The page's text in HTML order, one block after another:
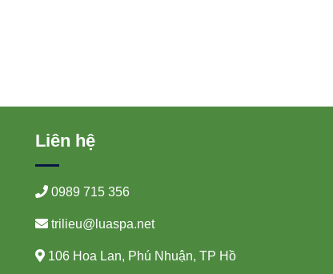
Liên hệ
0989 715 356
trilieu@luaspa.net
106 Hoa Lan, Phú Nhuận, TP Hồ